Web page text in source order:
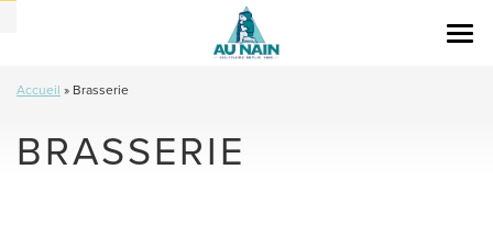
Accueil » Brasserie
BRASSERIE